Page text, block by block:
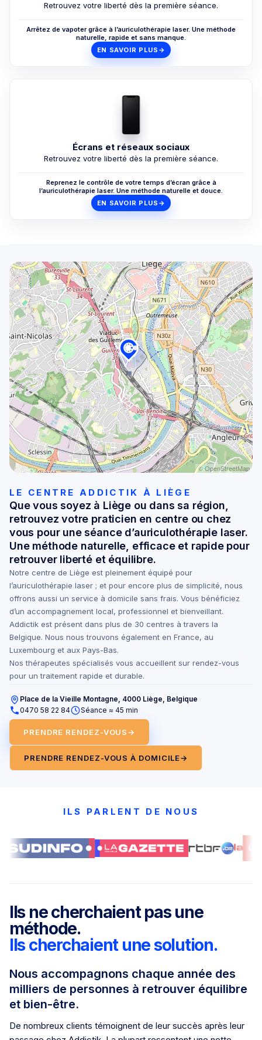
Retrouvez votre liberté dès la première séance.
Arrêtez de vapoter grâce à l’auriculothérapie laser. Une méthode
naturelle, rapide et sans manque.
EN SAVOIR PLUS →
Écrans et réseaux sociaux
Retrouvez votre liberté dès la première séance.
Reprenez le contrôle de votre temps d’écran grâce à
l’auriculothérapie laser. Une méthode naturelle et douce.
EN SAVOIR PLUS →
LE CENTRE ADDICTIK À LIÈGE
Que vous soyez à Liège ou dans sa région,
retrouvez votre praticien en centre ou chez
vous pour une séance d’auriculothérapie laser.
Une méthode naturelle, efficace et rapide pour
retrouver liberté et équilibre.
Notre centre de Liège est pleinement équipé pour
l’auriculothérapie laser ; et pour encore plus de simplicité, nous
offrons aussi un service à domicile sans frais. Vous bénéficiez
d’un accompagnement local, professionnel et bienveillant.
Addictik est présent dans plus de 30 centres à travers la
Belgique. Nous nous trouvons également en France, au
Luxembourg et aux Pays-Bas.
Nos thérapeutes spécialisés vous accueillent sur rendez-vous
pour un traitement rapide et durable.
Place de la Vieille Montagne, 4000 Liège, Belgique
0470 58 22 84
Séance ≈ 45 min
PRENDRE RENDEZ-VOUS→
PRENDRE RENDEZ-VOUS À DOMICILE→
© OpenStreetMap
ILS PARLENT DE NOUS
Ils ne cherchaient pas une
méthode.
Ils cherchaient une solution.
Nous accompagnons chaque année des
milliers de personnes à retrouver équilibre
et bien-être.
De nombreux clients témoignent de leur succès après leur